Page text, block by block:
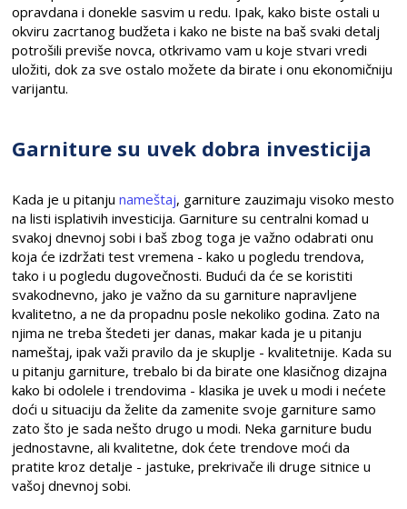
opravdana i donekle sasvim u redu. Ipak, kako biste ostali u
okviru zacrtanog budžeta i kako ne biste na baš svaki detalj
potrošili previše novca, otkrivamo vam u koje stvari vredi
uložiti, dok za sve ostalo možete da birate i onu ekonomičniju
varijantu.
Garniture su uvek dobra investicija
Kada je u pitanjunameštaj, garniture zauzimaju visoko mesto
na listi isplativih investicija. Garniture su centralni komad u
svakoj dnevnoj sobi i baš zbog toga je važno odabrati onu
koja će izdržati test vremena - kako u pogledu trendova,
tako i u pogledu dugovečnosti. Budući da će se koristiti
svakodnevno, jako je važno da su garniture napravljene
kvalitetno, a ne da propadnu posle nekoliko godina. Zato na
njima ne treba štedeti jer danas, makar kada je u pitanju
nameštaj, ipak važi pravilo da je skuplje - kvalitetnije. Kada su
u pitanju garniture, trebalo bi da birate one klasičnog dizajna
kako bi odolele i trendovima - klasika je uvek u modi i nećete
doći u situaciju da želite da zamenite svoje garniture samo
zato što je sada nešto drugo u modi. Neka garniture budu
jednostavne, ali kvalitetne, dok ćete trendove moći da
pratite kroz detalje - jastuke, prekrivače ili druge sitnice u
vašoj dnevnoj sobi.